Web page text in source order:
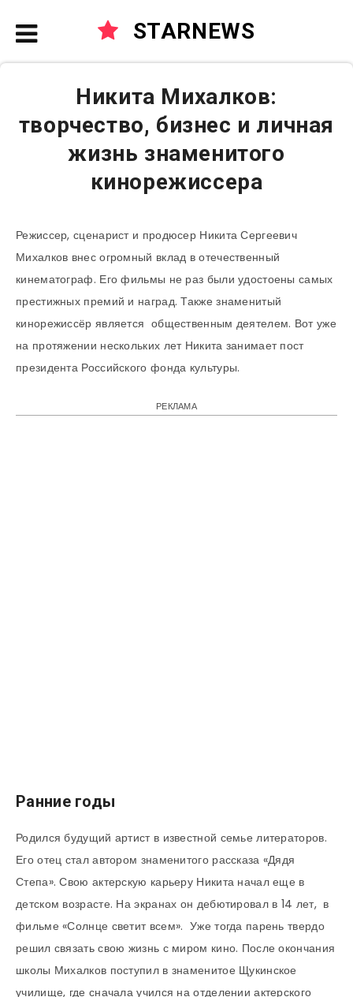
STARNEWS
Никита Михалков:
творчество, бизнес и личная
жизнь знаменитого
кинорежиссера
Режиссер, сценарист и продюсер Никита Сергеевич
Михалков внес огромный вклад в отечественный
кинематограф. Его фильмы не раз были удостоены самых
престижных премий и наград. Также знаменитый
кинорежиссёр является общественным деятелем. Вот уже
на протяжении нескольких лет Никита занимает пост
президента Российского фонда культуры.
РЕКЛАМА
Ранние годы
Родился будущий артист в известной семье литераторов.
Его отец стал автором знаменитого рассказа «Дядя
Степа». Свою актерскую карьеру Никита начал еще в
детском возрасте. На экранах он дебютировал в 14 лет, в
фильме «Солнце светит всем». Уже тогда парень твердо
решил связать свою жизнь с миром кино. После окончания
школы Михалков поступил в знаменитое Щукинское
училище, где сначала учился на отделении актерского